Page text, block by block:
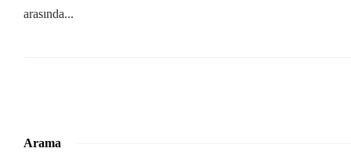
arasında...
Arama